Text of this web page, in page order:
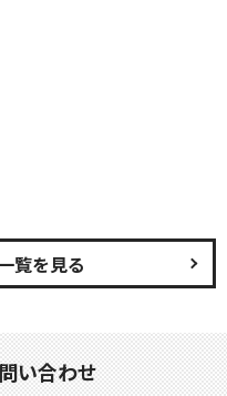
覧を見る
い合わせ